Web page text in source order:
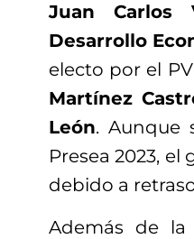
Juan Carlos
Desarrollo
electo por el
Martínez
León. Aunque
Presea 2023,
debido a
Además de la